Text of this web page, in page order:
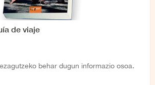
de viaje
behar dugun informazio osoa.